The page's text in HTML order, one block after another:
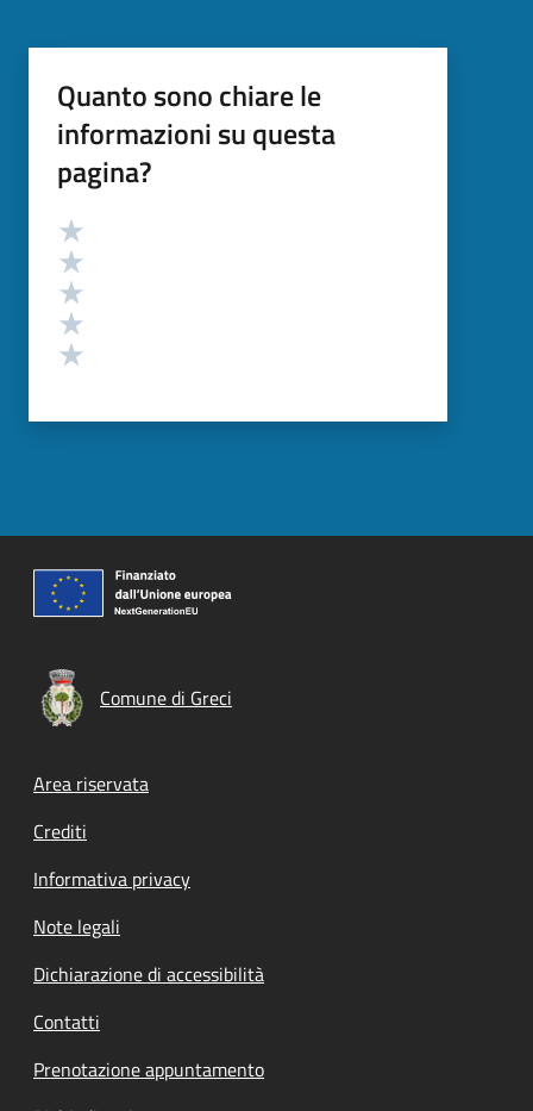
Quanto sono chiare le
informazioni su questa
pagina?
Valutazione
Comune di Greci
Footer menu
Area riservata
Crediti
Informativa privacy
Note legali
Dichiarazione di accessibilità
Contatti
Prenotazione appuntamento